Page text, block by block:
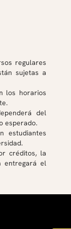
regulares
sujetas a
los horarios
del
esperado.
estudiantes
créditos, la
entregará el